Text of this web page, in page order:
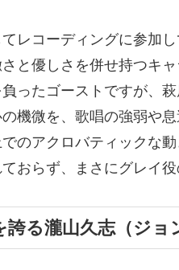
レコーディングに参加
と優しさを併せ持つキ
ったゴーストですが、
機微を、歌唱の強弱や
のアクロバティックな
おらず、まさにグレイ
る瀧山久志（ジョ